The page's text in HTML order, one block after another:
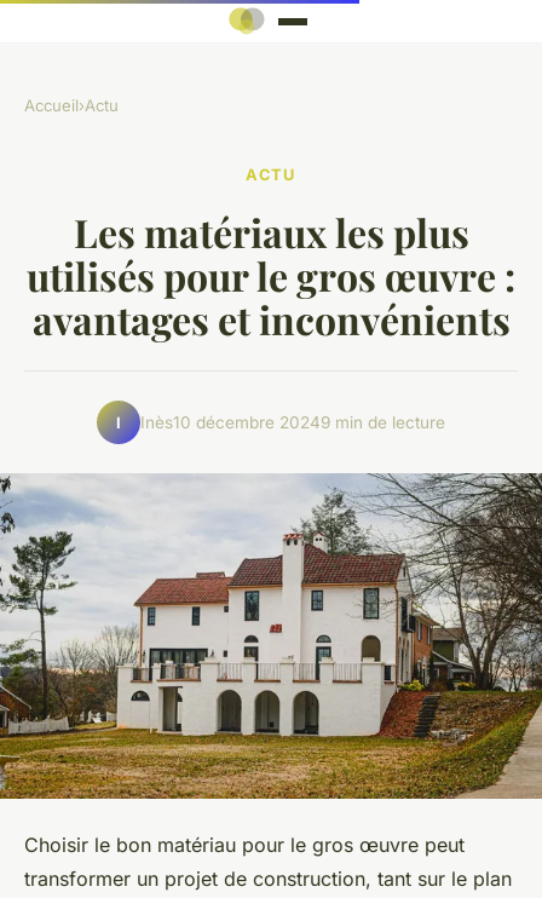
Accueil›Actu
ACTU
Les matériaux les plus
utilisés pour le gros œuvre :
avantages et inconvénients
I Inès10 décembre 20249 min de lecture
Choisir le bon matériau pour le gros œuvre peut
transformer un projet de construction, tant sur le plan